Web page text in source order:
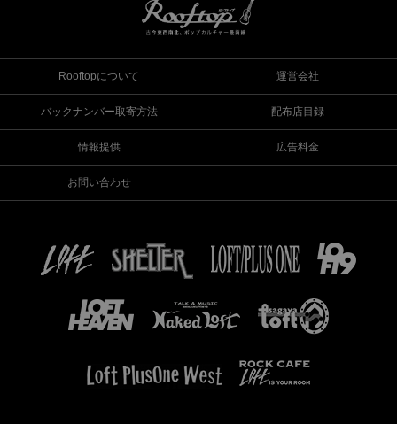
Rooftopについて 運営会社
バックナンバー取寄方法 配布店目録
情報提供 広告料金
お問い合わせ